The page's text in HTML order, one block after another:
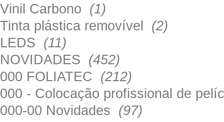
Vinil Carbono (1)
Tinta plástica removível (2)
LEDS (11)
NOVIDADES (452)
000 FOLIATEC (212)
000 - Colocação profissional de
000-00 Novidades (97)